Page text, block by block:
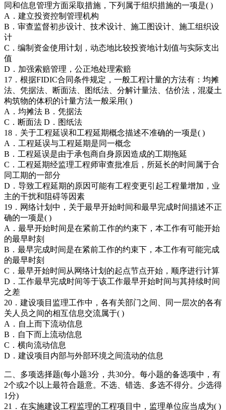
同和信息管理方面采取措施，下列属于组织措施的一项是( )
A．建立投资控制管理机构
B．审查监督初步设计、技术设计、施工图设计、施工组织设
计
C．编制资金使用计划，动态地比较投资地计划值与实际支出
值
D．加强索赔管理，公正地处理索赔
17．根据FIDIC合同条件规定，一般工程计量的方法有：均摊
法、凭据法、断面法、图纸法、分解计量法、估价法，混凝土
构筑物的体积的计量方法一般采用( )
A．均摊法 B．凭据法
C．断面法 D．图纸法
18．关于工程延误和工程延期概念描述不准确的一项是( )
A．工程延误与工程延期是同一概念
B．工程延误是由于承包商自身原因造成的工期拖延
C．工程延期经监理工程师审查批准后，所延长的时间属于合
同工期的一部分
D．导致工程延期的原因可能有工程变更引起工程量增加，业
主的干扰和阻碍等因素
19．网络计划中，关于最早开始时间和最早完成时间描述不正
确的一项是( )
A．最早开始时间是在紧前工作的约束下，本工作有可能开始
的最早时刻
B．最早完成时间是在紧前工作的约束下，本工作有可能完成
的最早时刻
C．最早开始时间从网络计划的起点节点开始，顺序进行计算
D．工作最早完成时间等于该工作最早开始时间与其持续时间
之差
20．建设项目监理工作中，各有关部门之间、同一层次的各有
关人员之间的相互信息交流属于( )
A．自上而下流动信息
B．自下而上流动信息
C．横向流动信息
D．建设项目内部与外部环境之间流动的信息
二、多项选择题(每小题3分，共30分。每小题的备选项中，有
2个或2个以上最符合题意。不选、错选、多选不得分。少选得
1分)
21．在实施建设工程监理的工程项目中，监理单位应当成为( )